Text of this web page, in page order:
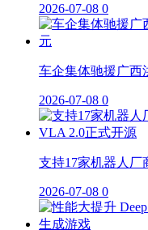
2026-07-08 0
车企集体驰援广西
2026-07-08 0
支持17家机器人厂
2026-07-08 0